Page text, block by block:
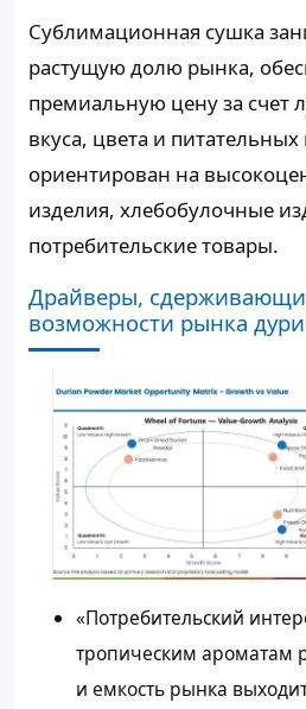
Сублимационная сушка
растущую долю рынка,
премиальную цену за счет
вкуса, цвета и
ориентирован на
изделия, хлебобулочные
потребительские товары.
Драйверы,
возможности рынка
«Потребительский
тропическим ароматам
и емкость рынка